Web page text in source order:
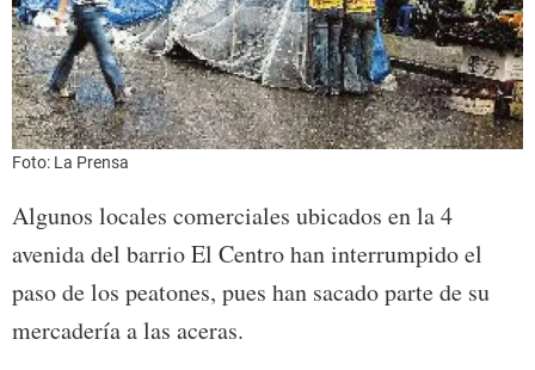
Foto: La Prensa
Algunos locales comerciales ubicados en la 4
avenida del barrio El Centro han interrumpido el
paso de los peatones, pues han sacado parte de su
mercadería a las aceras.